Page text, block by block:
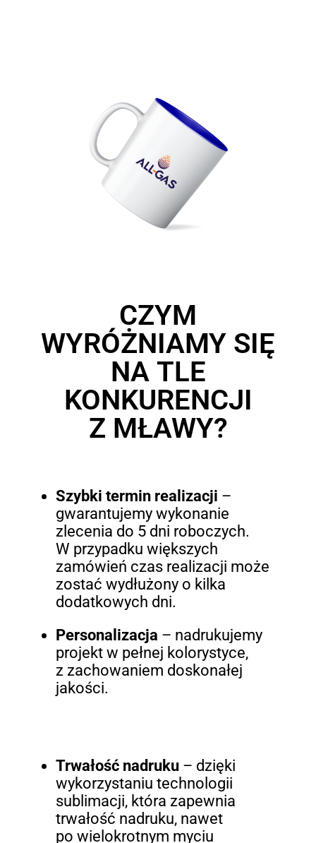
CZYM
WYRÓŻNIAMY SIĘ
NA TLE
KONKURENCJI
Z MŁAWY?
Szybki termin realizacji –
gwarantujemy wykonanie
zlecenia do 5 dni roboczych.
W przypadku większych
zamówień czas realizacji może
zostać wydłużony o kilka
dodatkowych dni.
Personalizacja – nadrukujemy
projekt w pełnej kolorystyce,
z zachowaniem doskonałej
jakości.
Trwałość nadruku– dzięki
wykorzystaniu technologii
sublimacji, która zapewnia
trwałość nadruku, nawet
po wielokrotnym myciu